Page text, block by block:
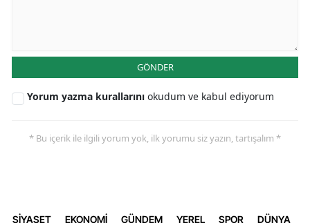
GÖNDER
Yorum yazma kurallarını okudum ve kabul ediyorum
* Bu içerik ile ilgili yorum yok, ilk yorumu siz yazın, tartışalım *
SİYASET EKONOMİ GÜNDEM YEREL SPOR DÜNYA